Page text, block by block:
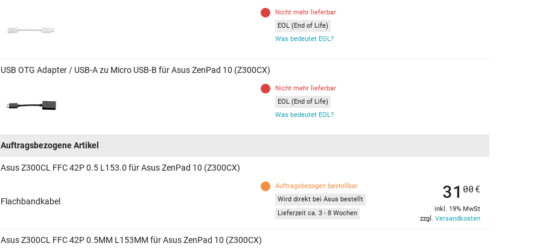
Nicht mehr lieferbar
EOL (End of Life)
Was bedeutet EOL?
USB OTG Adapter / USB-A zu Micro USB-B für Asus ZenPad 10 (Z300CX)
Nicht mehr lieferbar
EOL (End of Life)
Was bedeutet EOL?
Auftragsbezogene Artikel
Asus Z300CL FFC 42P 0.5 L153.0 für Asus ZenPad 10 (Z300CX)
Flachbandkabel
Auftragsbezogen bestellbar
Wird direkt bei Asus bestellt
Lieferzeit ca. 3 - 8 Wochen
31 00 €
inkl. 19% MwSt
zzgl. Versandkosten
Asus Z300CL FFC 42P 0.5MM L153MM für Asus ZenPad 10 (Z300CX)